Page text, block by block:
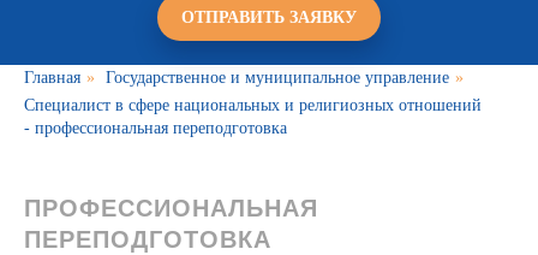
ОТПРАВИТЬ ЗАЯВКУ
Главная » Государственное и муниципальное управление »
Специалист в сфере национальных и религиозных отношений
- профессиональная переподготовка
ПРОФЕССИОНАЛЬНАЯ
ПЕРЕПОДГОТОВКА